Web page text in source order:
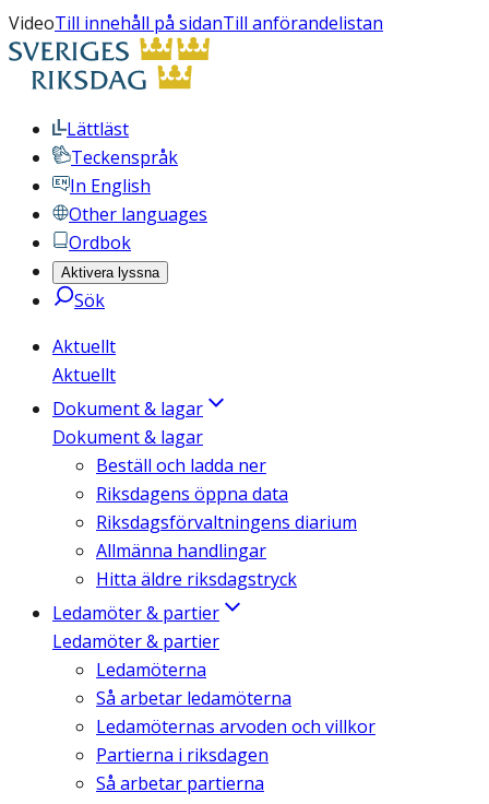
VideoTill innehåll på sidanTill anförandelistan
Lättläst
Teckenspråk
In English
Other languages
Ordbok
Aktivera lyssna
Sök
Aktuellt
Aktuellt
Dokument & lagar
Dokument & lagar
Beställ och ladda ner
Riksdagens öppna data
Riksdagsförvaltningens diarium
Allmänna handlingar
Hitta äldre riksdagstryck
Ledamöter & partier
Ledamöter & partier
Ledamöterna
Så arbetar ledamöterna
Ledamöternas arvoden och villkor
Partierna i riksdagen
Så arbetar partierna